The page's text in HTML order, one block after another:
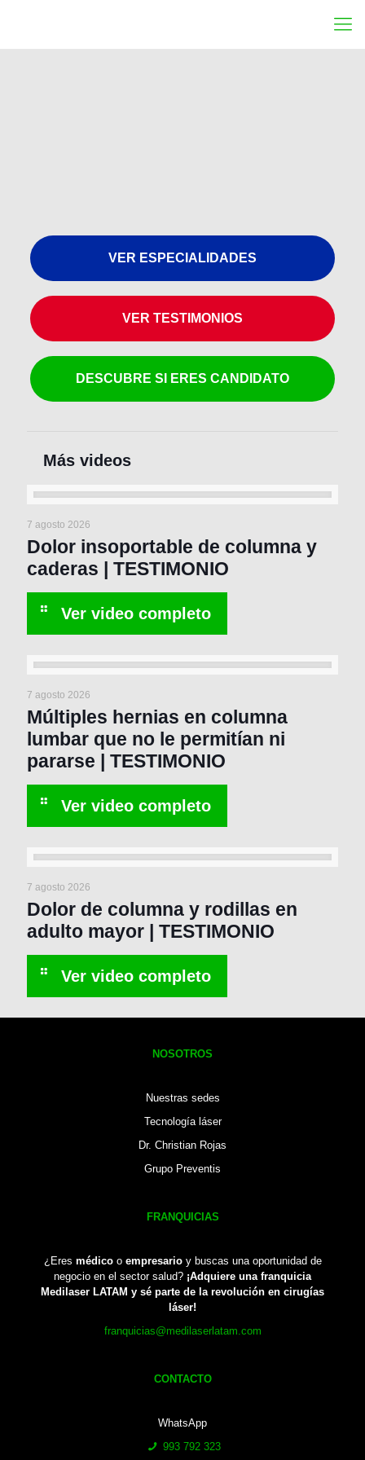
VER ESPECIALIDADES
VER TESTIMONIOS
DESCUBRE SI ERES CANDIDATO
7 agosto 2026
Dolor insoportable de columna y
caderas | TESTIMONIO
7 agosto 2026
Múltiples hernias en columna
lumbar que no le permitían ni
pararse | TESTIMONIO
7 agosto 2026
Dolor de columna y rodillas en
adulto mayor | TESTIMONIO
NOSOTROS
Nuestras sedes
Tecnología láser
Dr. Christian Rojas
Grupo Preventis
FRANQUICIAS
¿Eres médicoo empresarioy buscas una oportunidad de
negocio en el sector salud? ¡Adquiere una franquicia
Medilaser LATAM y sé parte de la revolución en cirugías
láser!
franquicias@medilaserlatam.com
CONTACTO
WhatsApp
993 792 323